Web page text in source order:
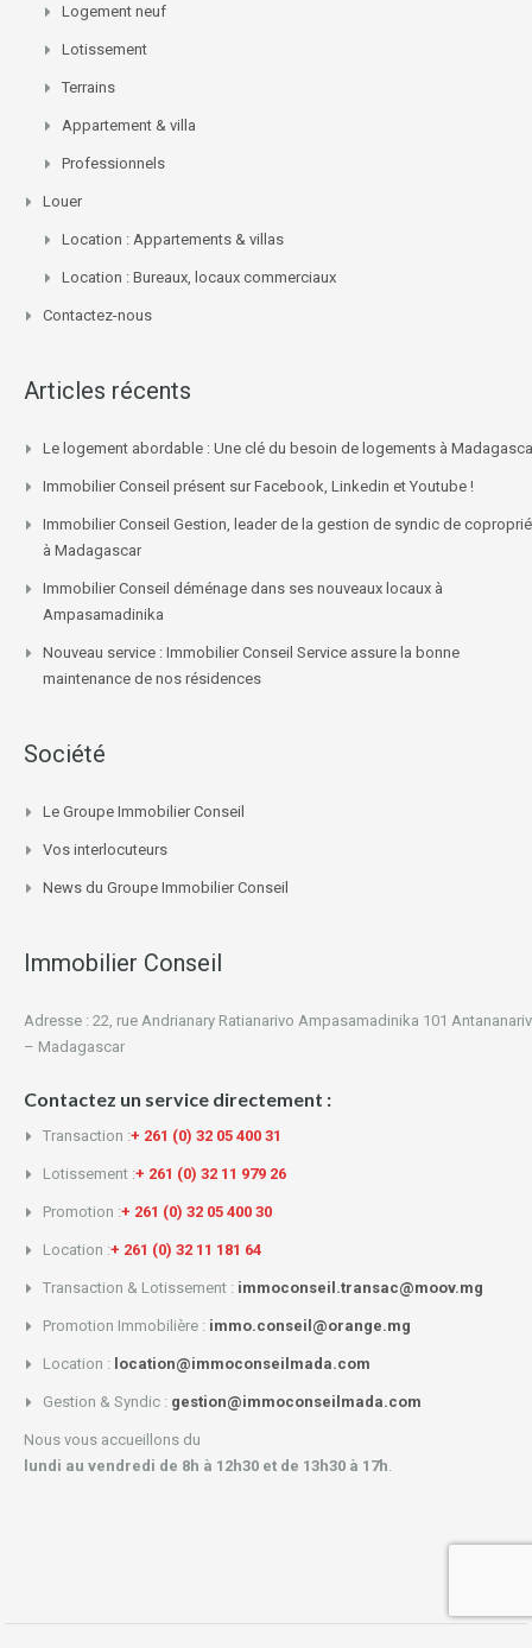
Logement neuf
Lotissement
Terrains
Appartement & villa
Professionnels
Louer
Location : Appartements & villas
Location : Bureaux, locaux commerciaux
Contactez-nous
Articles récents
Le logement abordable : Une clé du besoin de logements à
Immobilier Conseil présent sur Facebook, Linkedin et Youtube !
Immobilier Conseil Gestion, leader de la gestion de syndic de
à Madagascar
Immobilier Conseil déménage dans ses nouveaux locaux à
Ampasamadinika
Nouveau service : Immobilier Conseil Service assure la bonne
maintenance de nos résidences
Société
Le Groupe Immobilier Conseil
Vos interlocuteurs
News du Groupe Immobilier Conseil
Immobilier Conseil
Adresse : 22, rue Andrianary Ratianarivo Ampasamadinika 101
– Madagascar
Contactez un service directement :
Transaction :+ 261 (0) 32 05 400 31
Lotissement :+ 261 (0) 32 11 979 26
Promotion :+ 261 (0) 32 05 400 30
Location :+ 261 (0) 32 11 181 64
Transaction & Lotissement : immoconseil.transac@moov.mg
Promotion Immobilière : immo.conseil@orange.mg
Location : location@immoconseilmada.com
Gestion & Syndic : gestion@immoconseilmada.com
Nous vous accueillons du
lundi au vendredi de 8h à 12h30 et de 13h30 à 17h